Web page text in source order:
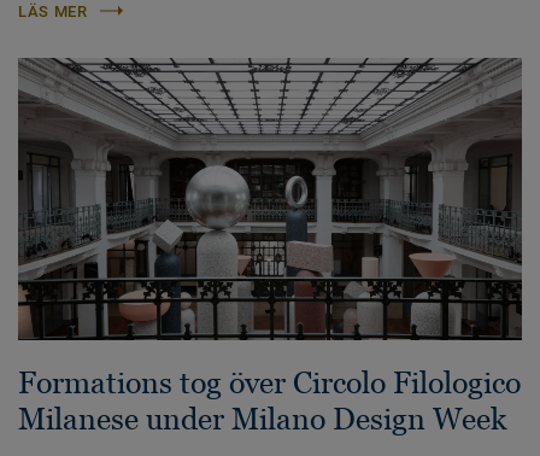
LÄS MER
Formations tog över Circolo Filologico
Milanese under Milano Design Week